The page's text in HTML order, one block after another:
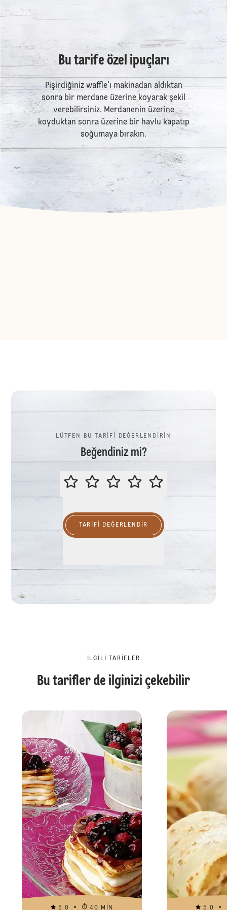
Bu tarife özel ipuçları
Pişirdiğiniz waffle'ı makinadan aldıktan
sonra bir merdane üzerine koyarak şekil
verebilirsiniz. Merdanenin üzerine
koyduktan sonra üzerine bir havlu kapatıp
soğumaya bırakın.
LÜTFEN BU TARİFİ DEĞERLENDİRİN
Beğendiniz mi?
LÜTFEN BU TARİFİ
TARIFI DEĞERLENDİR
İLGILI TARIFLER
Bu tarifler de ilginizi çekebilir
5.0
40 MIN
5.0